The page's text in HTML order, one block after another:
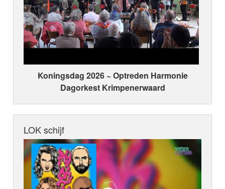
Koningsdag 2026 ~ Optreden Harmonie
Dagorkest Krimpenerwaard
LOK schijf